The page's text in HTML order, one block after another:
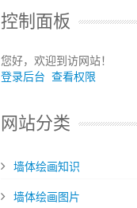
控制面板
您好，欢迎到访网站！
登录后台 查看权限
网站分类
墙体绘画知识
墙体绘画图片